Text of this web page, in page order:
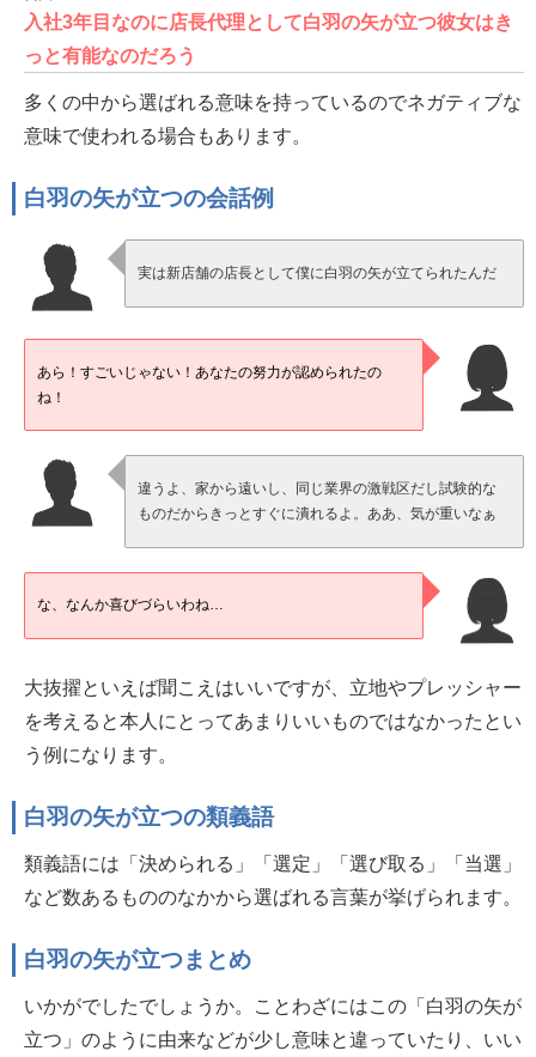
入社3年目なのに店長代理として白羽の矢が立つ彼女はき
っと有能なのだろう
多くの中から選ばれる意味を持っているのでネガティブな
意味で使われる場合もあります。
白羽の矢が立つの会話例
実は新店舗の店長として僕に白羽の矢が立てられたんだ
あら！すごいじゃない！あなたの努力が認められたの
ね！
違うよ、家から遠いし、同じ業界の激戦区だし試験的な
ものだからきっとすぐに潰れるよ。ああ、気が重いなぁ
な、なんか喜びづらいわね…
大抜擢といえば聞こえはいいですが、立地やプレッシャー
を考えると本人にとってあまりいいものではなかったとい
う例になります。
白羽の矢が立つの類義語
類義語には「決められる」「選定」「選び取る」「当選」
など数あるもののなかから選ばれる言葉が挙げられます。
白羽の矢が立つまとめ
いかがでしたでしょうか。ことわざにはこの「白羽の矢が
立つ」のように由来などが少し意味と違っていたり、いい